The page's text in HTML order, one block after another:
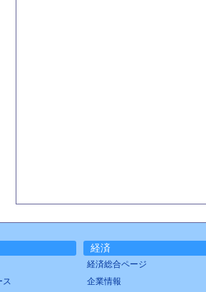
ス
経済
経済総合ページ
企業情報